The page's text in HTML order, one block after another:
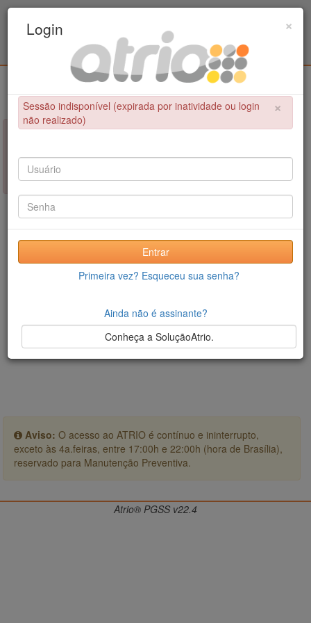
Civil / UPE
×
NÃO FOI POSSÍVEL CONCLUIR A OPERAÇÃO
Sessão indisponível (expirada por inatividade ou login não
realizado)
Aviso: O acesso ao ATRIO é contínuo e ininterrupto,
exceto às 4a.feiras, entre 17:00h e 22:00h (hora de Brasília),
reservado para Manutenção Preventiva.
×
Login
×
Sessão indisponível (expirada por inatividade ou login
não realizado)
Entrar
Primeira vez? Esqueceu sua senha?
Ainda não é assinante?
Conheça a SoluçãoAtrio.
Atrio® PGSS v22.4